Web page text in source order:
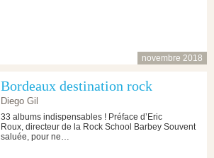
novembre 2018
Bordeaux destination rock
Diego Gil
33 albums indispensables ! Préface d’Eric
Roux, directeur de la Rock School Barbey Souvent
saluée, pour ne…